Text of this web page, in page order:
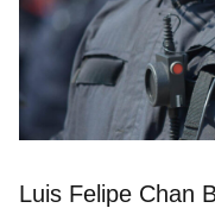
Luis Felipe Chan